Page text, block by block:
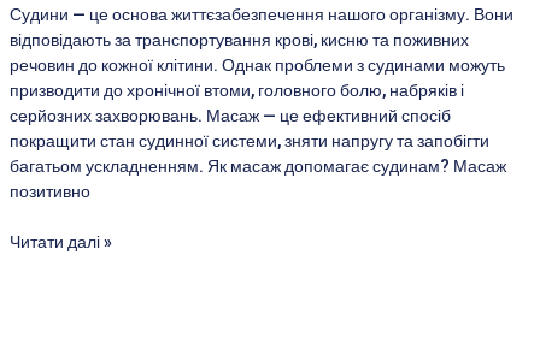
Судини — це основа життєзабезпечення нашого організму. Вони
відповідають за транспортування крові, кисню та поживних
речовин до кожної клітини. Однак проблеми з судинами можуть
призводити до хронічної втоми, головного болю, набряків і
серйозних захворювань. Масаж — це ефективний спосіб
покращити стан судинної системи, зняти напругу та запобігти
багатьом ускладненням. Як масаж допомагає судинам? Масаж
позитивно
Читати далі »